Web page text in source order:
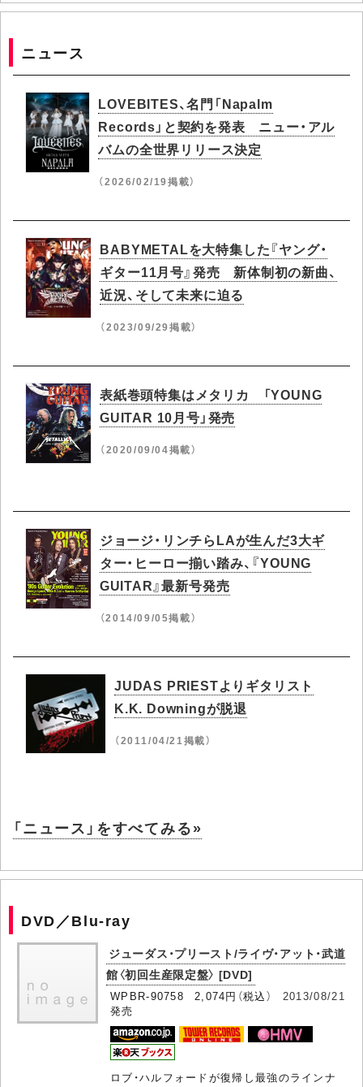
ニュース
LOVEBITES、名門「Napalm
Records」と契約を発表 ニュー・アル
バムの全世界リリース決定
（2026/02/19掲載）
BABYMETALを大特集した『ヤング・
ギター11月号』発売 新体制初の新曲、
近況、そして未来に迫る
（2023/09/29掲載）
表紙巻頭特集はメタリカ 「YOUNG
GUITAR 10月号」発売
（2020/09/04掲載）
ジョージ・リンチらLAが生んだ3大ギ
ター・ヒーロー揃い踏み、『YOUNG
GUITAR』最新号発売
（2014/09/05掲載）
JUDAS PRIESTよりギタリスト
K.K. Downingが脱退
（2011/04/21掲載）
「ニュース」をすべてみる»
DVD／Blu-ray
ジューダス・プリースト/ライヴ・アット・武道
館〈初回生産限定盤〉 [DVD]
WPBR-90758 2,074円（税込） 2013/08/21
発売
ロブ・ハルフォードが復帰し最強のラインナ